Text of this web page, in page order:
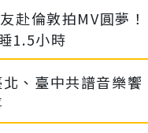
赴倫敦拍MV圓夢！
1.5小時
、臺中共譜音樂饗